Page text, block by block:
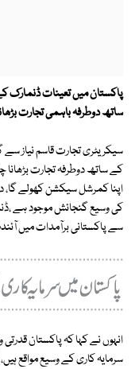
پاکستان میں تعینات ڈنمارک
ساتھ دوطرفہ باہمی تجارت
سیکریٹری تجارت قاسم نیاز
کے ساتھ دوطرفہ تجارت
اپنا کمرشل سیکشن کھولے گا،
کی وسیع گنجائش موجود ہے
سے پاکستانی برآمدات میں آئندہ 3 سال میں 40 فیصد اضافہ کیا جا سکتا
انہوں نے کہا کہ پاکستان
سرمایہ کاری کے وسیع مواقع